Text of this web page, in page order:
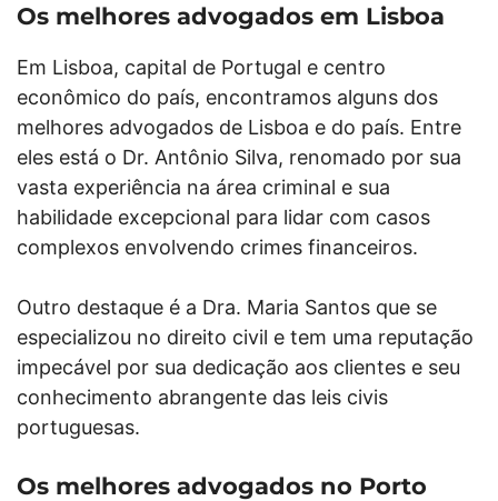
Os melhores advogados em Lisboa
Em Lisboa, capital de Portugal e centro
econômico do país, encontramos alguns dos
melhores advogados de Lisboa e do país. Entre
eles está o Dr. Antônio Silva, renomado por sua
vasta experiência na área criminal e sua
habilidade excepcional para lidar com casos
complexos envolvendo crimes financeiros.
Outro destaque é a Dra. Maria Santos que se
especializou no direito civil e tem uma reputação
impecável por sua dedicação aos clientes e seu
conhecimento abrangente das leis civis
portuguesas.
Os melhores advogados no Porto